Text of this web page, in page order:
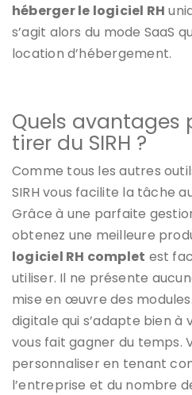
héberger le logiciel RH
s’agit alors du mode SaaS
location d’hébergement.
Quels avantages
tirer du SIRH ?
Comme tous les autres
SIRH vous facilite la tâche
Grâce à une parfaite
obtenez une meilleure
logiciel RH complet est
utiliser. Il ne présente
mise en œuvre des
digitale qui s’adapte bien à
vous fait gagner du temps.
personnaliser en tenant
l’entreprise et du nombre